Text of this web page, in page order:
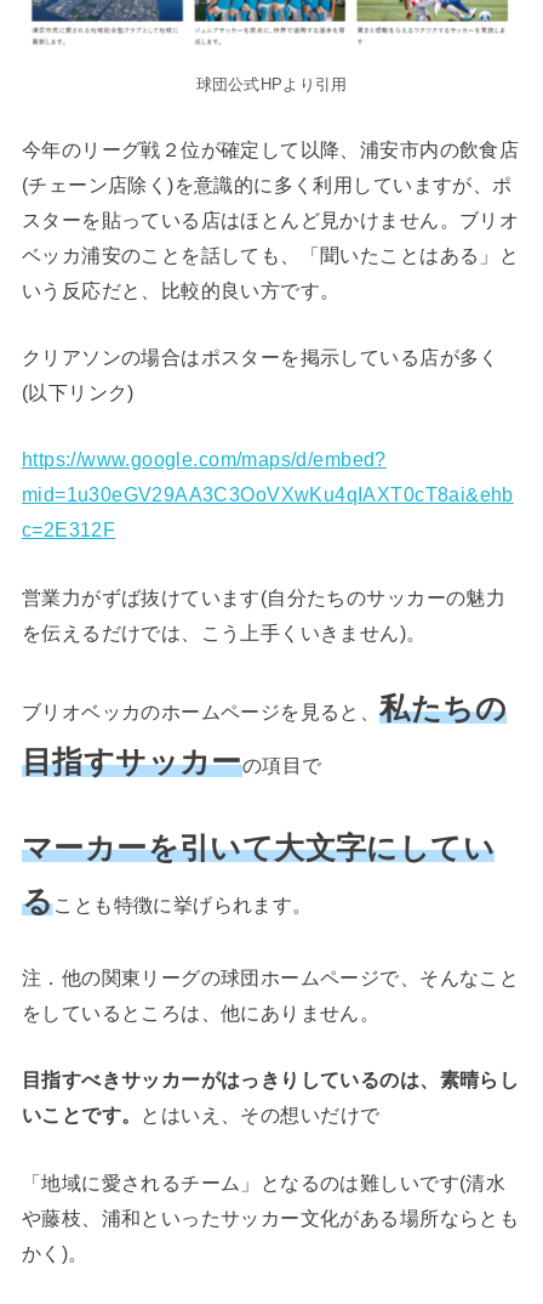
球団公式HPより引用
今年のリーグ戦２位が確定して以降、浦安市内の飲食店
(チェーン店除く)を意識的に多く利用していますが、ポ
スターを貼っている店はほとんど見かけません。ブリオ
ベッカ浦安のことを話しても、「聞いたことはある」と
いう反応だと、比較的良い方です。
クリアソンの場合はポスターを掲示している店が多く
(以下リンク)
https://www.google.com/maps/d/embed?
mid=1u30eGV29AA3C3OoVXwKu4qIAXT0cT8ai&ehb
c=2E312F
営業力がずば抜けています(自分たちのサッカーの魅力
を伝えるだけでは、こう上手くいきません)。
ブリオベッカのホームページを見ると、私たちの
目指すサッカーの項目で
マーカーを引いて大文字にしてい
る ことも特徴に挙げられます。
注．他の関東リーグの球団ホームページで、そんなこと
をしているところは、他にありません。
目指すべきサッカーがはっきりしているのは、素晴らし
いことです。 とはいえ、その想いだけで
「地域に愛されるチーム」となるのは難しいです(清水
や藤枝、浦和といったサッカー文化がある場所ならとも
かく)。